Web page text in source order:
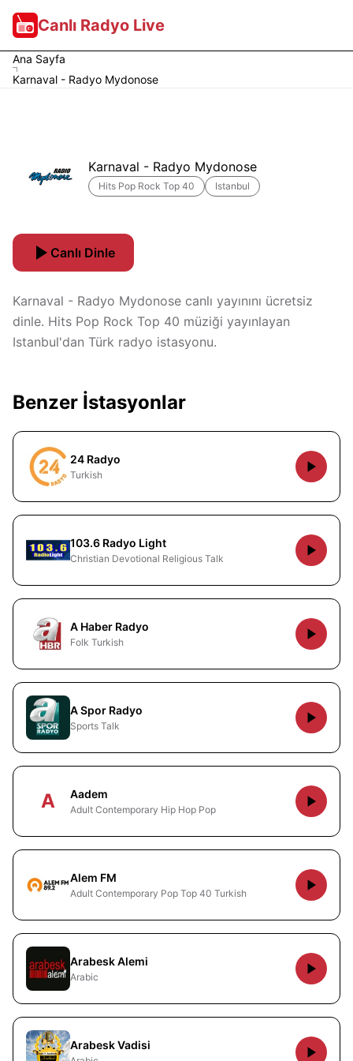
Canlı Radyo Live
Ana Sayfa
Karnaval - Radyo Mydonose
Karnaval - Radyo Mydonose
Hits Pop Rock Top 40 Istanbul
Canlı Dinle
Karnaval - Radyo Mydonose canlı yayınını ücretsiz
dinle. Hits Pop Rock Top 40 müziği yayınlayan
Istanbul'dan Türk radyo istasyonu.
Benzer İstasyonlar
24 Radyo
Turkish
103.6 Radyo Light
Christian Devotional Religious Talk
A Haber Radyo
Folk Turkish
A Spor Radyo
Sports Talk
A Aadem
Adult Contemporary Hip Hop Pop
Alem FM
Adult Contemporary Pop Top 40 Turkish
Arabesk Alemi
Arabic
Arabesk Vadisi